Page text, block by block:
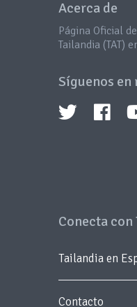
Acerca de
Página Oficial
Tailandia (TAT)
Síguenos en
Conecta
Tailandia en
Contacto